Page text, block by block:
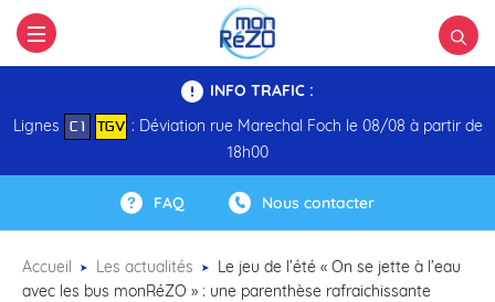
INFO TRAFIC :
Lignes
C 1 TGV : Déviation rue Marechal Foch le 08/08 à partir de
18h00
FAQ Nous contacter
Accueil Les actualités
Le jeu de l’été « On se jette à l’eau
avec les bus monRéZO » : une parenthèse rafraichissante